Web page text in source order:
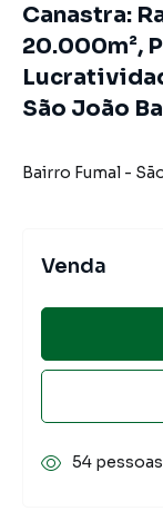
Canastra:
20.000m²,
São João
Bairro Fumal -
Venda
54